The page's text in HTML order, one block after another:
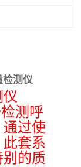
检测仪
测呼
过使
套系
的质